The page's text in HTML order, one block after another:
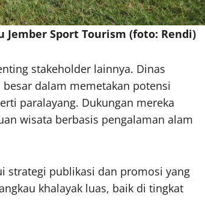
Jember Sport Tourism (foto: Rendi)
stakeholder lainnya. Dinas
dalam memetakan potensi
paralayang. Dukungan mereka
wisata berbasis pengalaman alam
strategi publikasi dan promosi yang
khalayak luas, baik di tingkat